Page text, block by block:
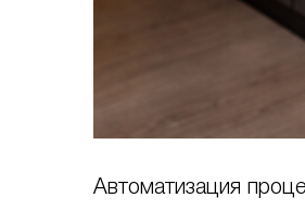
Автоматизация